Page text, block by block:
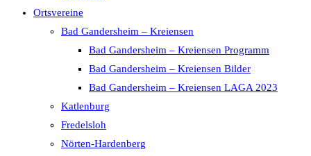
Ortsvereine
Bad Gandersheim – Kreiensen
Bad Gandersheim – Kreiensen Programm
Bad Gandersheim – Kreiensen Bilder
Bad Gandersheim – Kreiensen LAGA 2023
Katlenburg
Fredelsloh
Nörten-Hardenberg